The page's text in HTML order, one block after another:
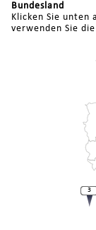
Bundesland
Klicken Sie unten
verwenden Sie
3